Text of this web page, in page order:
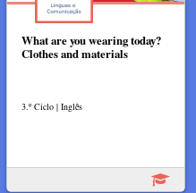
What are you wearing today?
Clothes and materials
3.º Ciclo | Inglês